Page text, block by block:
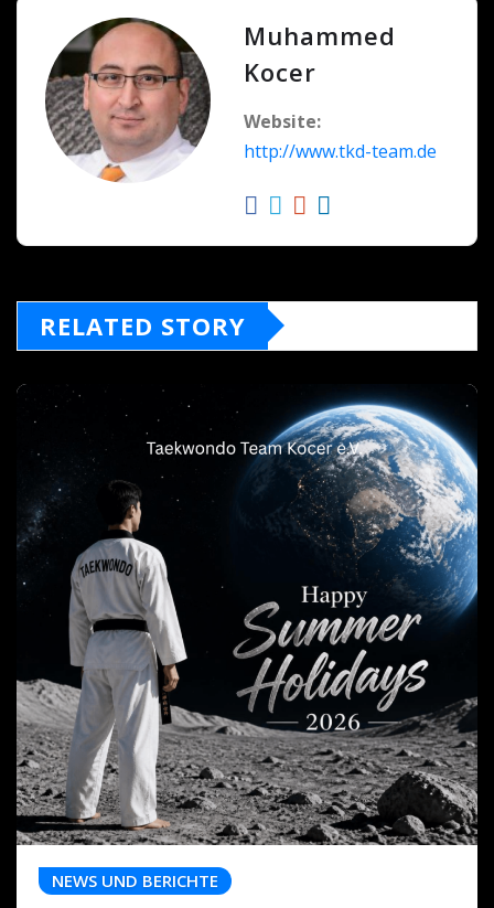
Muhammed
Kocer
Website:
http://www.tkd-team.de
RELATED STORY
NEWS UND BERICHTE